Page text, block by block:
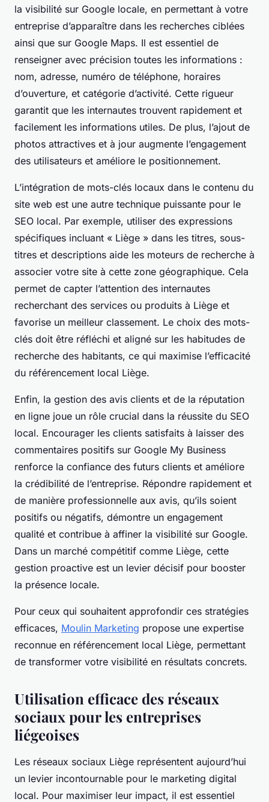
la visibilité sur Google locale, en permettant à votre
entreprise d’apparaître dans les recherches ciblées
ainsi que sur Google Maps. Il est essentiel de
renseigner avec précision toutes les informations :
nom, adresse, numéro de téléphone, horaires
d’ouverture, et catégorie d’activité. Cette rigueur
garantit que les internautes trouvent rapidement et
facilement les informations utiles. De plus, l’ajout de
photos attractives et à jour augmente l’engagement
des utilisateurs et améliore le positionnement.
L’intégration de mots-clés locaux dans le contenu du
site web est une autre technique puissante pour le
SEO local. Par exemple, utiliser des expressions
spécifiques incluant « Liège » dans les titres, sous-
titres et descriptions aide les moteurs de recherche à
associer votre site à cette zone géographique. Cela
permet de capter l’attention des internautes
recherchant des services ou produits à Liège et
favorise un meilleur classement. Le choix des mots-
clés doit être réfléchi et aligné sur les habitudes de
recherche des habitants, ce qui maximise l’efficacité
du référencement local Liège.
Enfin, la gestion des avis clients et de la réputation
en ligne joue un rôle crucial dans la réussite du SEO
local. Encourager les clients satisfaits à laisser des
commentaires positifs sur Google My Business
renforce la confiance des futurs clients et améliore
la crédibilité de l’entreprise. Répondre rapidement et
de manière professionnelle aux avis, qu’ils soient
positifs ou négatifs, démontre un engagement
qualité et contribue à affiner la visibilité sur Google.
Dans un marché compétitif comme Liège, cette
gestion proactive est un levier décisif pour booster
la présence locale.
Pour ceux qui souhaitent approfondir ces stratégies
efficaces, Moulin Marketing propose une expertise
reconnue en référencement local Liège, permettant
de transformer votre visibilité en résultats concrets.
Utilisation efficace des réseaux
sociaux pour les entreprises
liégeoises
Les réseaux sociaux Liège représentent aujourd’hui
un levier incontournable pour le marketing digital
local. Pour maximiser leur impact, il est essentiel